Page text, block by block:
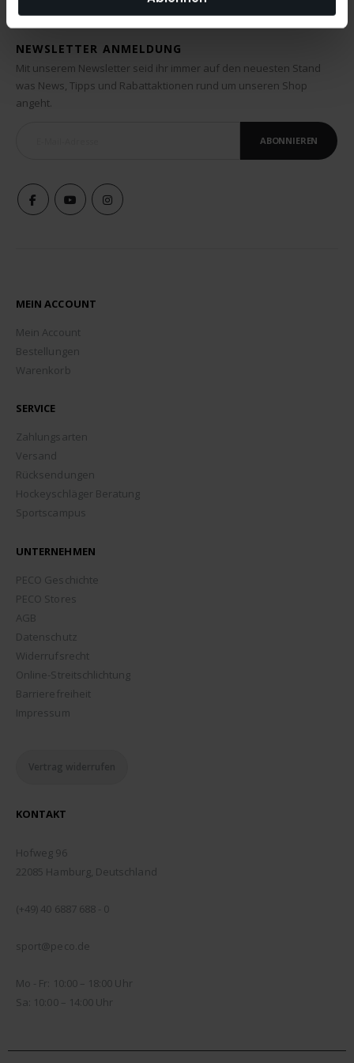
NEWSLETTER ANMELDUNG
Mit unserem Newsletter seid ihr immer auf den neuesten Stand
was News, Tipps und Rabattaktionen rund um unseren Shop
angeht.
ABONNIEREN
MEIN ACCOUNT
Mein Account
Bestellungen
Warenkorb
SERVICE
Zahlungsarten
Versand
Rücksendungen
Hockeyschläger Beratung
Sportscampus
UNTERNEHMEN
PECO Geschichte
PECO Stores
AGB
Datenschutz
Widerrufsrecht
Online-Streitschlichtung
Barrierefreiheit
Impressum
Vertrag widerrufen
KONTAKT
Hofweg 96
22085 Hamburg, Deutschland
(+49) 40 6887 688 - 0
sport@peco.de
Mo - Fr: 10:00 – 18:00 Uhr
Sa: 10:00 – 14:00 Uhr